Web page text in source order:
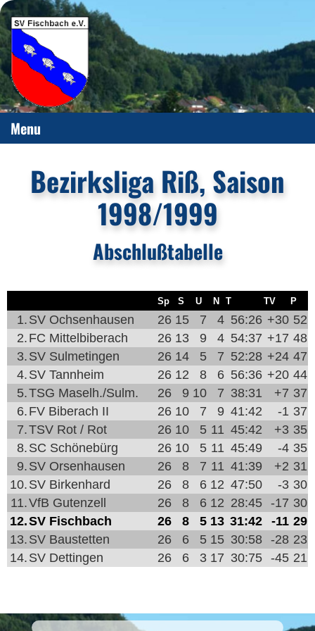
Menu
Bezirksliga Riß, Saison
1998/1999
Abschlußtabelle
Sp S U N T TV P
1. SV Ochsenhausen 26 15 7 4 56:26 +30 52
2. FC Mittelbiberach 26 13 9 4 54:37 +17 48
3. SV Sulmetingen 26 14 5 7 52:28 +24 47
4. SV Tannheim 26 12 8 6 56:36 +20 44
5.TSG Maselh./Sulm. 26 9 10 7 38:31 +7 37
6. FV Biberach II 26 10 7 9 41:42 -1 37
7.TSV Rot / Rot 26 10 5 11 45:42 +3 35
8. SC Schönebürg 26 10 5 11 45:49 -4 35
9. SV Orsenhausen 26 8 7 11 41:39 +2 31
10. SV Birkenhard 26 8 6 12 47:50 -3 30
11.VfB Gutenzell 26 8 6 12 28:45 -17 30
12.SV Fischbach 26 8 5 13 31:42 -11 29
13. SV Baustetten 26 6 5 15 30:58 -28 23
14. SV Dettingen 26 6 3 17 30:75 -45 21